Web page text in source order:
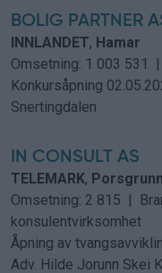
BOLIG PARTNER
INNLANDET, Hamar
Omsetning: 1 003 531
Konkursåpning
Snertingdalen
IN CONSULT AS
TELEMARK, Porsgrunn
Omsetning: 2 815 |
konsulentvirksomhet
Åpning av
Adv. Hilde Jorunn Skei